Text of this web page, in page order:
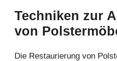
Techniken zur
von
Die Restaurierung von